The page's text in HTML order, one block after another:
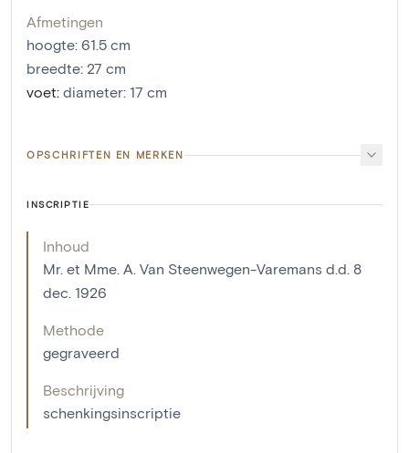
Afmetingen
hoogte: 61.5 cm
breedte: 27 cm
voet: diameter: 17 cm
OPSCHRIFTEN EN MERKEN
INSCRIPTIE
Inhoud
Mr. et Mme. A. Van Steenwegen-Varemans d.d. 8
dec. 1926
Methode
gegraveerd
Beschrijving
schenkingsinscriptie